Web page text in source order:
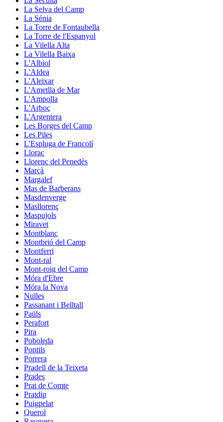
La Selva del Camp
La Sénia
La Torre de Fontaubella
La Torre de l'Espanyol
La Vilella Alta
La Vilella Baixa
L'Albiol
L'Aldea
L'Aleixar
L'Ametlla de Mar
L'Ampolla
L'Arboç
L'Argentera
Les Borges del Camp
Les Piles
L'Espluga de Francolí
Llorac
Llorenç del Penedès
Marçà
Margalef
Mas de Barberans
Masdenverge
Masllorenç
Maspujols
Miravet
Montblanc
Montbrió del Camp
Montferri
Mont-ral
Mont-roig del Camp
Móra d'Ebre
Móra la Nova
Nulles
Passanant i Belltall
Paüls
Perafort
Pira
Poboleda
Pontils
Porrera
Pradell de la Teixeta
Prades
Prat de Comte
Pratdip
Puigpelat
Querol